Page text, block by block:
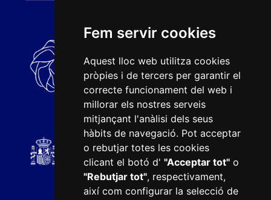
Fem servir cookies
Aquest lloc web utilitza cookies
pròpies i de tercers per garantir el
correcte funcionament del web i
millorar els nostres serveis
mitjançant l'anàlisi dels seus
hàbits de navegació. Pot acceptar
o rebutjar totes les cookies
clicant el botó d' "Acceptar tot"o
"Rebutjar tot", respectivament,
així com configurar la selecció de